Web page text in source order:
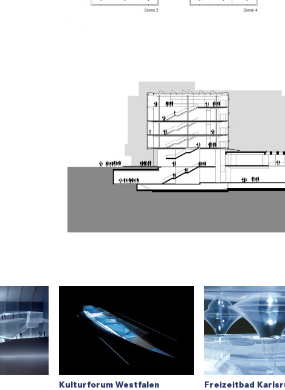
Kulturforum Westfalen
Freizeitbad